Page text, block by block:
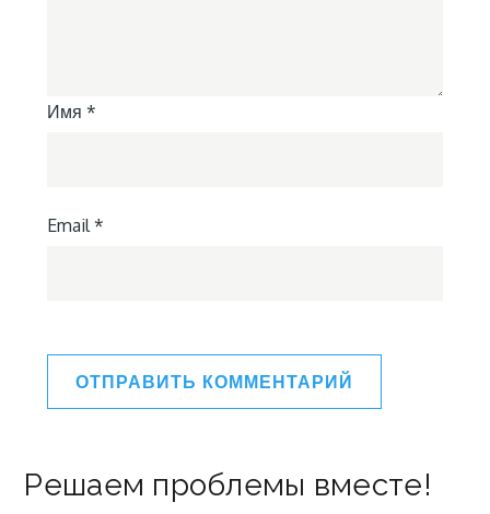
Имя *
Email *
Решаем проблемы вместе!